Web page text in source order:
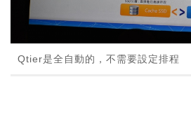
Qtier是全自動的，不需要設定排程